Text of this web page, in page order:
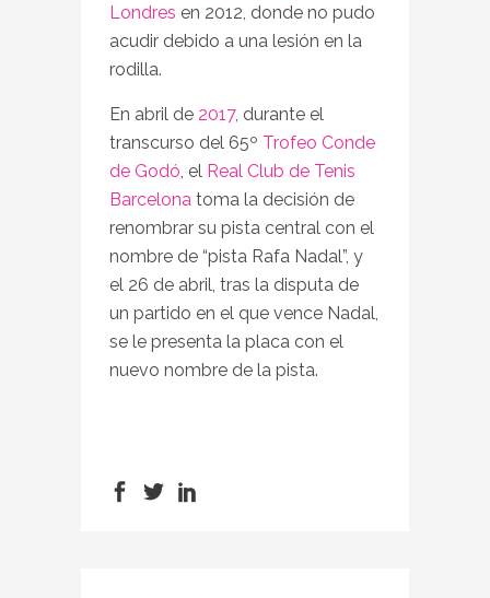
Londres en 2012, donde no pudo
acudir debido a una lesión en la
rodilla.
En abril de 2017, durante el
transcurso del 65º Trofeo Conde
de Godó, el Real Club de Tenis
Barcelona toma la decisión de
renombrar su pista central con el
nombre de “pista Rafa Nadal”, y
el 26 de abril, tras la disputa de
un partido en el que vence Nadal,
se le presenta la placa con el
nuevo nombre de la pista.